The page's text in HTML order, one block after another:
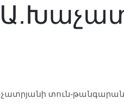
տուն-թանգարանի